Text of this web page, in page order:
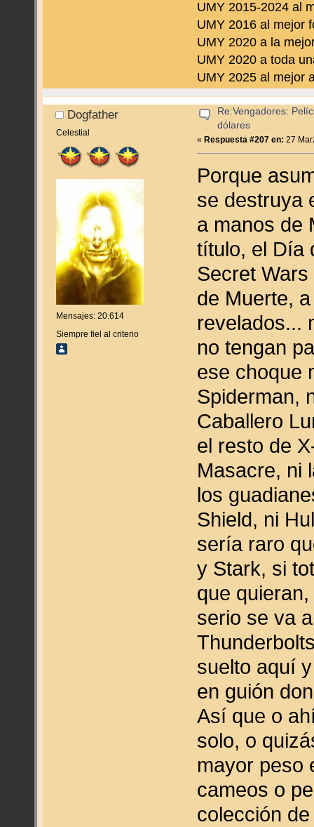
UMY 2015-2024 al
UMY 2016 al mejor
UMY 2020 a la
UMY 2020 a toda
UMY 2025 al mejor
Dogfather
Celestial
Mensajes: 20.614
Siempre fiel al criterio
Re:Vengadores:
dólares
« Respuesta #207 en: 27
Porque
se destruya
a manos de
título, el Día
Secret
de Muerte,
revelados...
no tengan
ese choque
Spiderman,
Caballero
el resto de
Masacre, ni
los
Shield, ni
sería raro
y Stark, si
que
serio se va
suelto aquí
en guión
Así que o
solo, o
mayor peso
cameos o
colección